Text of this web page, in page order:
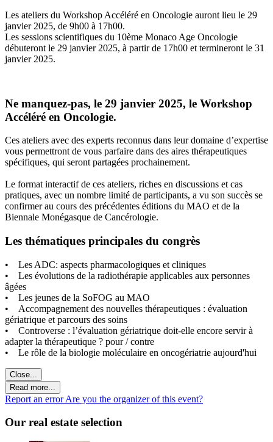
Les ateliers du Workshop Accéléré en Oncologie auront lieu le 29
janvier 2025, de 9h00 à 17h00.
Les sessions scientifiques du 10ème Monaco Age Oncologie
débuteront le 29 janvier 2025, à partir de 17h00 et termineront le 31
janvier 2025.
Ne manquez-pas, le 29 janvier 2025, le Workshop
Accéléré en Oncologie.
Ces ateliers avec des experts reconnus dans leur domaine d’expertise
vous permettront de vous parfaire dans des aires thérapeutiques
spécifiques, qui seront partagées prochainement.
Le format interactif de ces ateliers, riches en discussions et cas
pratiques, avec un nombre limité de participants, a vu son succès se
confirmer au cours des précédentes éditions du MAO et de la
Biennale Monégasque de Cancérologie.
Les thématiques principales du congrès
• Les ADC: aspects pharmacologiques et cliniques
• Les évolutions de la radiothérapie applicables aux personnes
âgées
• Les jeunes de la SoFOG au MAO
• Accompagnement des nouvelles thérapeutiques : évaluation
gériatrique et parcours des soins
• Controverse : l’évaluation gériatrique doit-elle encore servir à
adapter la thérapeutique ? pour / contre
• Le rôle de la biologie moléculaire en oncogériatrie aujourd'hui
Close...
Read more...
Report an errorAre you the organizer of this event?
Our real estate selection